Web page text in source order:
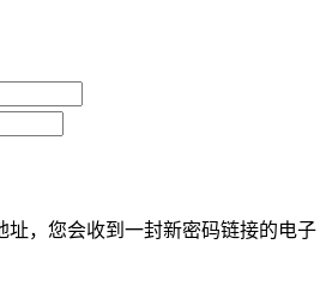
址，您会收到一封新密码链接的电子